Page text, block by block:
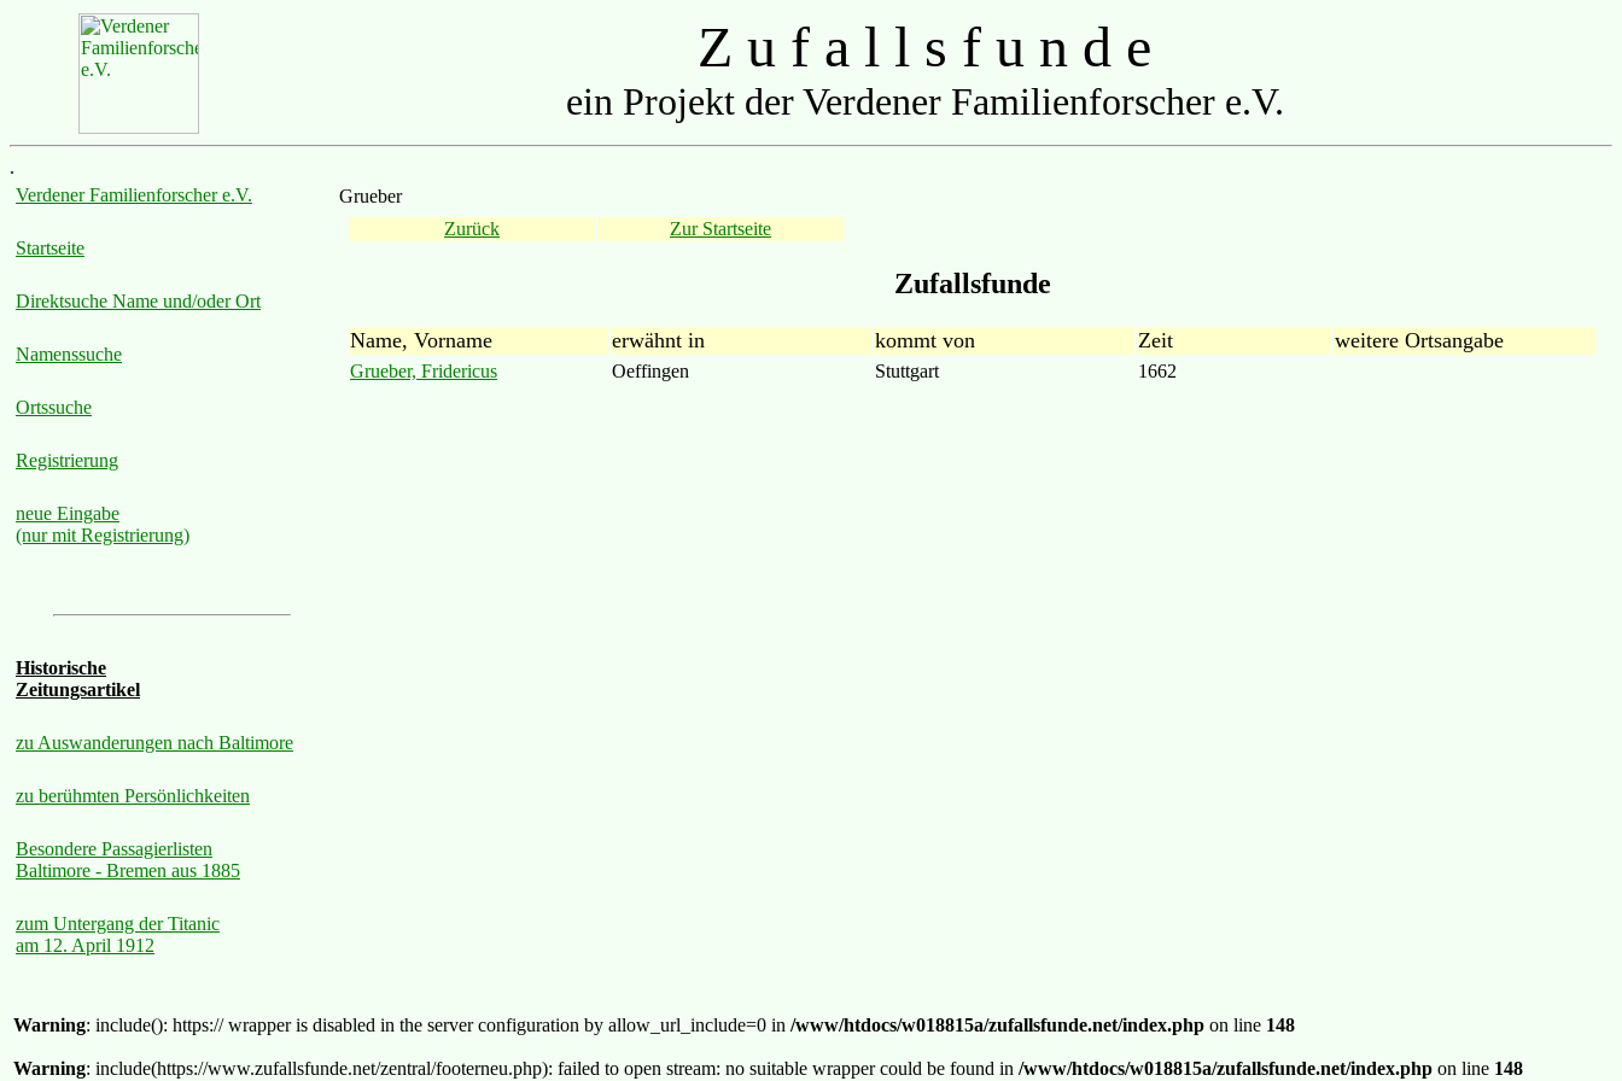
Z u f a l l s f u n d e
ein Projekt der Verdener Familienforscher e.V.
.
Verdener Familienforscher e.V.
Startseite
Direktsuche Name und/oder Ort
Namenssuche
Ortssuche
Registrierung
neue Eingabe
(nur mit Registrierung)
Historische
Zeitungsartikel
zu Auswanderungen nach Baltimore
zu berühmten Persönlichkeiten
Besondere Passagierlisten
Baltimore - Bremen aus 1885
zum Untergang der Titanic
am 12. April 1912
Grueber
Zurück
Zur Startseite
Zufallsfunde
Name, Vorname erwähnt in kommt von Zeit weitere Ortsangabe
Grueber, Fridericus Oeffingen Stuttgart 1662
Warning: include(): https:// wrapper is disabled in the server configuration by allow_url_include=0 in /www/htdocs/w018815a/zufallsfunde.net/index.php on line 148
Warning: include(https://www.zufallsfunde.net/zentral/footerneu.php): failed to open stream: no suitable wrapper could be found in /www/htdocs/w018815a/zufallsfunde.net/index.php on line 148